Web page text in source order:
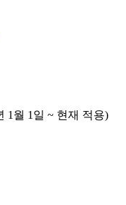
1월 1일 ~ 현재 적용)